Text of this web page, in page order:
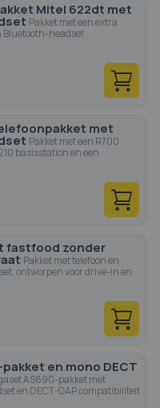
Mitel 622dt met
Pakket met een extra
Bluetooth-headset
met
Pakket met een R700
basisstation en een
fastfood zonder
Pakket met telefoon en
ontworpen voor drive-in en
en mono DECT
AS690-pakket met
en DECT-GAP compatibiliteit